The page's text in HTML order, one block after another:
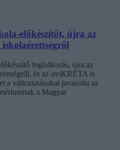
előkészítőt, újra az
foglalkozás, újra az
és az oviKRÉTA is
a változtatásokat javasolta az
a Magyar